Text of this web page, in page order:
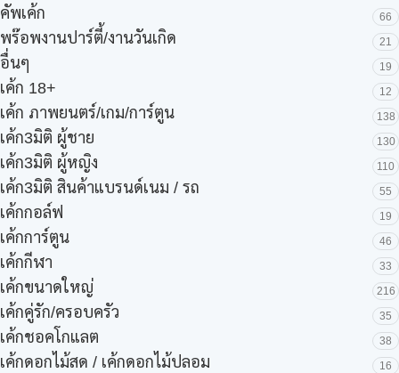
คัพเค้ก 66
พร๊อพงานปาร์ตี้/งานวันเกิด 21
อื่นๆ 19
เค้ก 18+ 12
เค้ก ภาพยนตร์/เกม/การ์ตูน 138
เค้ก3มิติ ผู้ชาย 130
เค้ก3มิติ ผู้หญิง 110
เค้ก3มิติ สินค้าแบรนด์เนม / รถ 55
เค้กกอล์ฟ 19
เค้กการ์ตูน 46
เค้กกีฬา 33
เค้กขนาดใหญ่ 216
เค้กคู่รัก/ครอบครัว 35
เค้กชอคโกแลต 38
เค้กดอกไม้สด / เค้กดอกไม้ปลอม 16